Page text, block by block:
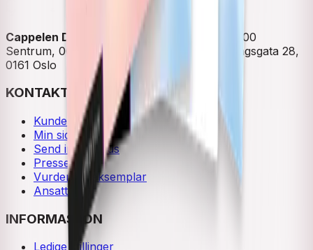
Cappelen Damm
| Postadresse: Postboks 1900
Sentrum, 0055 Oslo | Besøksadresse: Stortingsgata 28,
0161 Oslo
KONTAKT OSS
Kundeservice
Min side
Send inn manus
Presse
Vurderingseksemplar
Ansatte
INFORMASJON
Ledige stillinger